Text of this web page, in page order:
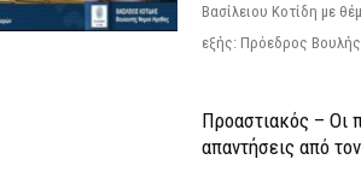
Βασίλειου Κοτίδη με
εξής: Πρόεδρος
Προαστιακός – Οι
απαντήσεις από